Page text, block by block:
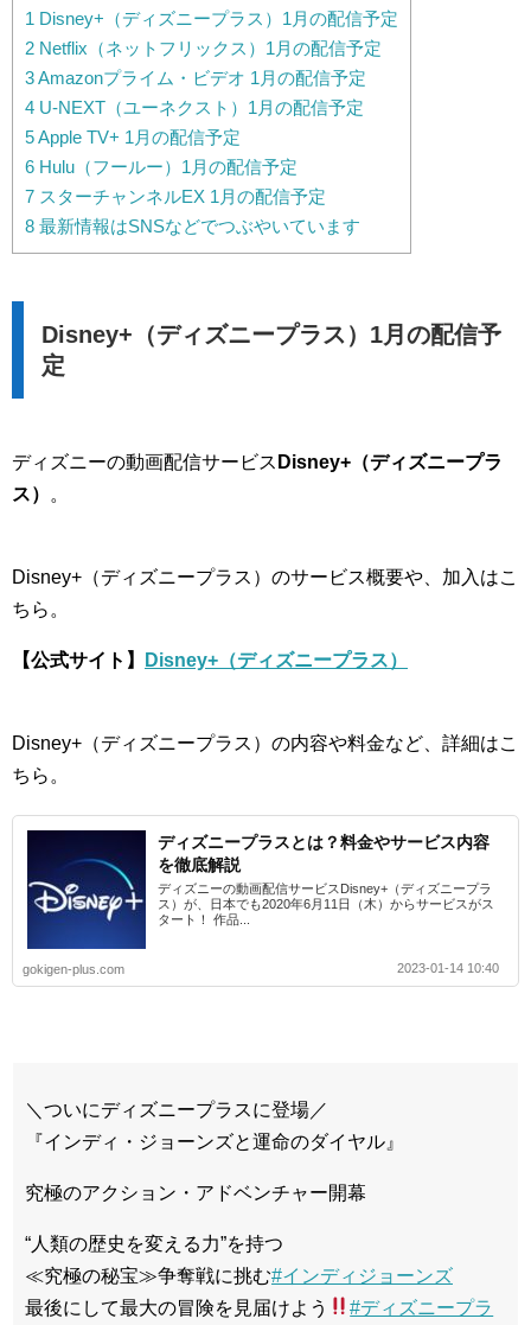
1 Disney+（ディズニープラス）1月の配信予定
2 Netflix（ネットフリックス）1月の配信予定
3Amazonプライム・ビデオ 1月の配信予定
4 U-NEXT（ユーネクスト）1月の配信予定
5Apple TV+ 1月の配信予定
6 Hulu（フールー）1月の配信予定
7 スターチャンネルEX 1月の配信予定
8 最新情報はSNSなどでつぶやいています
Disney+（ディズニープラス）1月の配信予
定
ディズニーの動画配信サービス Disney+（ディズニープラ
ス）
。
Disney+（ディズニープラス）のサービス概要や、加入はこ
ちら。
【公式サイト】 Disney+（ディズニープラス）
Disney+（ディズニープラス）の内容や料金など、詳細はこ
ちら。
ディズニープラスとは？料金やサービス内容
を徹底解説
ディズニーの動画配信サービスDisney+（ディズニープラ
ス）が、日本でも2020年6月11日（木）からサービスがス
タート！ 作品...
gokigen-plus.com 2023-01-14 10:40
＼ついにディズニープラスに登場／
『インディ・ジョーンズと運命のダイヤル』
究極のアクション・アドベンチャー開幕
“人類の歴史を変える力”を持つ
≪究極の秘宝≫争奪戦に挑む#インディジョーンズ
最後にして最大の冒険を見届けよう
#ディズニープラ